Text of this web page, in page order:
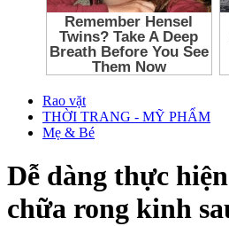
Rao vặt
THỜI TRANG - MỸ PHẨM
Mẹ & Bé
Dễ dàng thực
chữa rong kinh